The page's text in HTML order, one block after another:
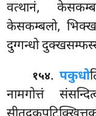
वत्थानं,
केसकम्बलो,
दुग्गन्धो
१५४. पकुधो
नामगोत्तं